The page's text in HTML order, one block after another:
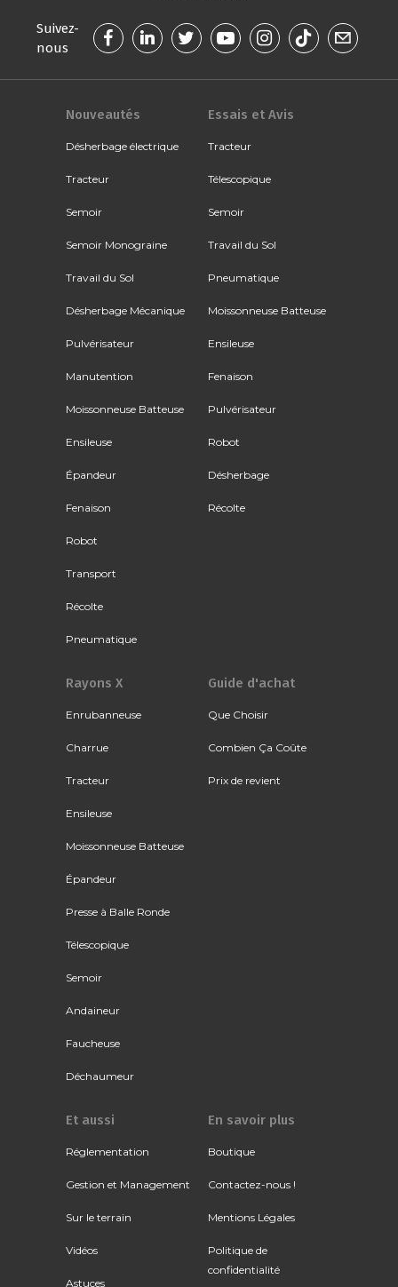
Suivez-
nous
Nouveautés
Désherbage électrique
Tracteur
Semoir
Semoir Monograine
Travail du Sol
Désherbage Mécanique
Pulvérisateur
Manutention
Moissonneuse Batteuse
Ensileuse
Épandeur
Fenaison
Robot
Transport
Récolte
Pneumatique
Essais et Avis
Tracteur
Télescopique
Semoir
Travail du Sol
Pneumatique
Moissonneuse Batteuse
Ensileuse
Fenaison
Pulvérisateur
Robot
Désherbage
Récolte
Rayons X
Enrubanneuse
Charrue
Tracteur
Ensileuse
Moissonneuse Batteuse
Épandeur
Presse à Balle Ronde
Télescopique
Semoir
Andaineur
Faucheuse
Déchaumeur
Guide d'achat
Que Choisir
Combien Ça Coûte
Prix de revient
Et aussi
Réglementation
Gestion et Management
Sur le terrain
Vidéos
Astuces
En savoir plus
Boutique
Contactez-nous !
Mentions Légales
Politique de
confidentialité